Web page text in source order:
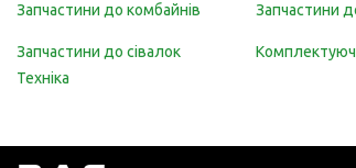
Запчастини до комбайнів Запчастини
Запчастини до сівалок
Техніка